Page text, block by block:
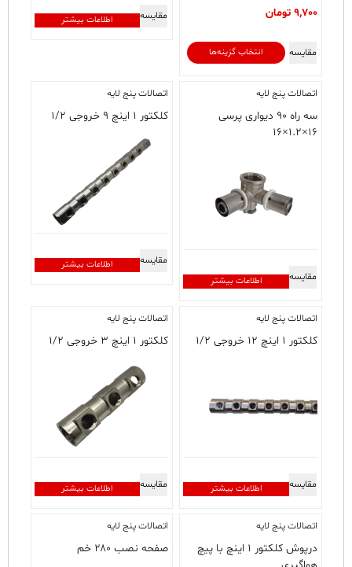
9,700 تومان
انتخاب گزینه‌ها
این
انواع
مختلفی
می
انتخاب
مقایسه
اطلاعات بیشتر مقایسه
اتصالات پنج لایه
سه راه ۹۰ دیواری پرسی
۱۶×۱.۲×۱۶
اطلاعات بیشتر مقایسه
اتصالات پنج لایه
کلکتور ۱ اینچ ۹ خروجی ۱/۲
اطلاعات بیشتر مقایسه
اتصالات پنج لایه
کلکتور ۱ اینچ ۱۲ خروجی ۱/۲
اطلاعات بیشتر مقایسه
اتصالات پنج لایه
کلکتور ۱ اینچ ۳ خروجی ۱/۲
اطلاعات بیشتر مقایسه
اتصالات پنج لایه
درپوش کلکتور ۱ اینچ با پیچ
اتصالات پنج لایه
صفحه نصب ۲۸۰ خم